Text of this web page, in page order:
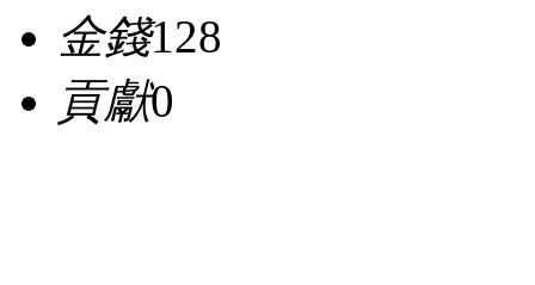
金錢128
貢獻0